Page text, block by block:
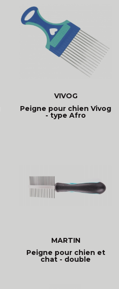
VIVOG
Peigne pour chien Vivog
- type Afro
MARTIN
Peigne pour chien et
chat - double